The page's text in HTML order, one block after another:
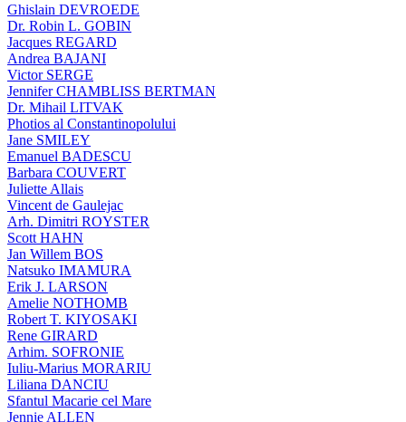
Ghislain DEVROEDE
Dr. Robin L. GOBIN
Jacques REGARD
Andrea BAJANI
Victor SERGE
Jennifer CHAMBLISS BERTMAN
Dr. Mihail LITVAK
Photios al Constantinopolului
Jane SMILEY
Emanuel BADESCU
Barbara COUVERT
Juliette Allais
Vincent de Gaulejac
Arh. Dimitri ROYSTER
Scott HAHN
Jan Willem BOS
Natsuko IMAMURA
Erik J. LARSON
Amelie NOTHOMB
Robert T. KIYOSAKI
Rene GIRARD
Arhim. SOFRONIE
Iuliu-Marius MORARIU
Liliana DANCIU
Sfantul Macarie cel Mare
Jennie ALLEN